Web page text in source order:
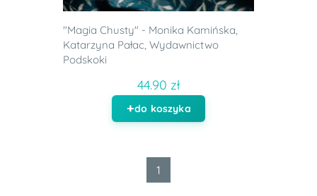
"Magia Chusty" - Monika Kamińska,
Katarzyna Pałac, Wydawnictwo
Podskoki
44.90 zł
do koszyka
1